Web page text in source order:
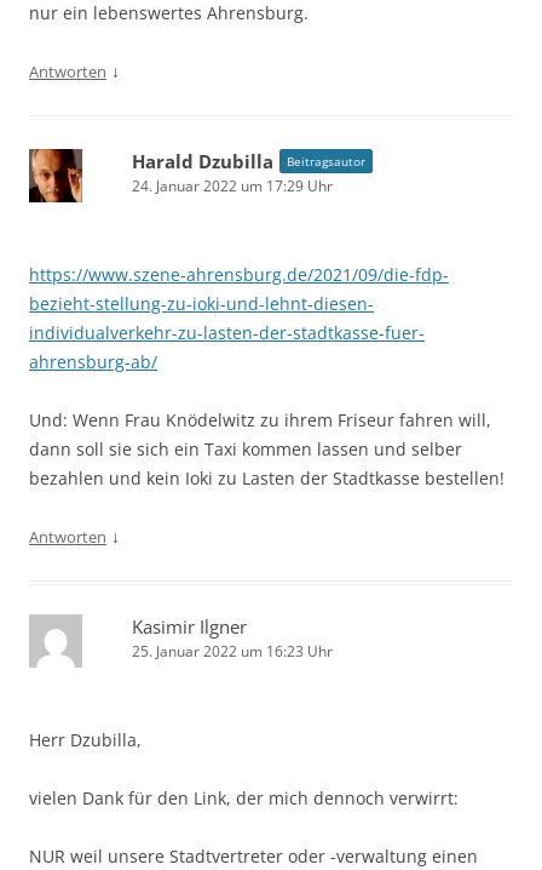
nur ein lebenswertes Ahrensburg.
Antworten ↓
Harald Dzubilla Beitragsautor
24. Januar 2022 um 17:29 Uhr
https://www.szene-ahrensburg.de/2021/09/die-fdp-
bezieht-stellung-zu-ioki-und-lehnt-diesen-
individualverkehr-zu-lasten-der-stadtkasse-fuer-
ahrensburg-ab/
Und: Wenn Frau Knödelwitz zu ihrem Friseur fahren will,
dann soll sie sich ein Taxi kommen lassen und selber
bezahlen und kein Ioki zu Lasten der Stadtkasse bestellen!
Antworten ↓
Kasimir Ilgner
25. Januar 2022 um 16:23 Uhr
Herr Dzubilla,
vielen Dank für den Link, der mich dennoch verwirrt:
NUR weil unsere Stadtvertreter oder -verwaltung einen